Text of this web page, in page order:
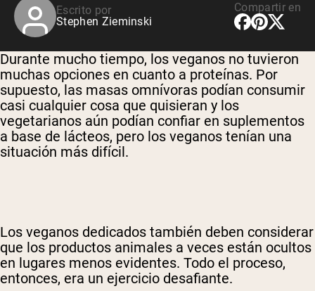
Escrito por
Stephen Zieminski
Compartir en
Durante mucho tiempo, los veganos no tuvieron
muchas opciones en cuanto a proteínas. Por
supuesto, las masas omnívoras podían consumir
casi cualquier cosa que quisieran y los
vegetarianos aún podían confiar en suplementos
a base de lácteos, pero los veganos tenían una
situación más difícil.
Los veganos dedicados también deben considerar
que los productos animales a veces están ocultos
en lugares menos evidentes. Todo el proceso,
entonces, era un ejercicio desafiante.